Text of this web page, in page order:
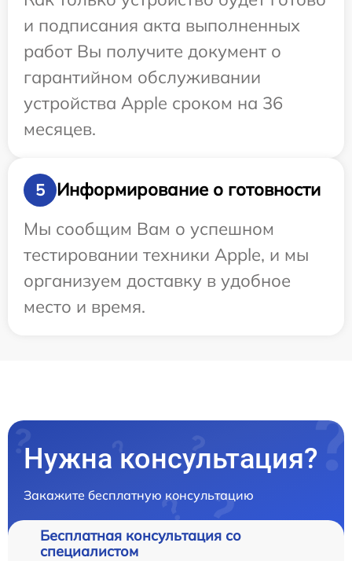
и подписания акта выполненных
работ Вы получите документ о
гарантийном обслуживании
устройства Apple сроком на 36
месяцев.
5
Информирование о готовности
Мы сообщим Вам о успешном
тестировании техники Apple, и мы
организуем доставку в удобное
место и время.
Нужна консультация?
Закажите бесплатную консультацию
Бесплатная консультация со
специалистом